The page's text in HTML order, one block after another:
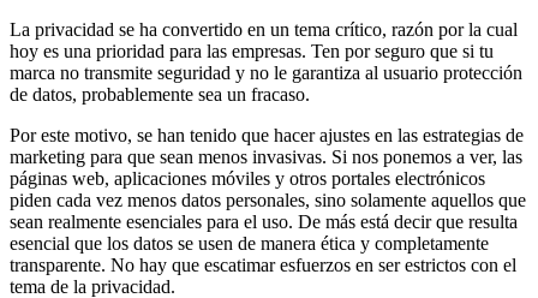
La privacidad se ha convertido en un tema crítico, razón por la cual
hoy es una prioridad para las empresas. Ten por seguro que si tu
marca no transmite seguridad y no le garantiza al usuario protección
de datos, probablemente sea un fracaso.
Por este motivo, se han tenido que hacer ajustes en las estrategias de
marketing para que sean menos invasivas. Si nos ponemos a ver, las
páginas web, aplicaciones móviles y otros portales electrónicos
piden cada vez menos datos personales, sino solamente aquellos que
sean realmente esenciales para el uso. De más está decir que resulta
esencial que los datos se usen de manera ética y completamente
transparente. No hay que escatimar esfuerzos en ser estrictos con el
tema de la privacidad.